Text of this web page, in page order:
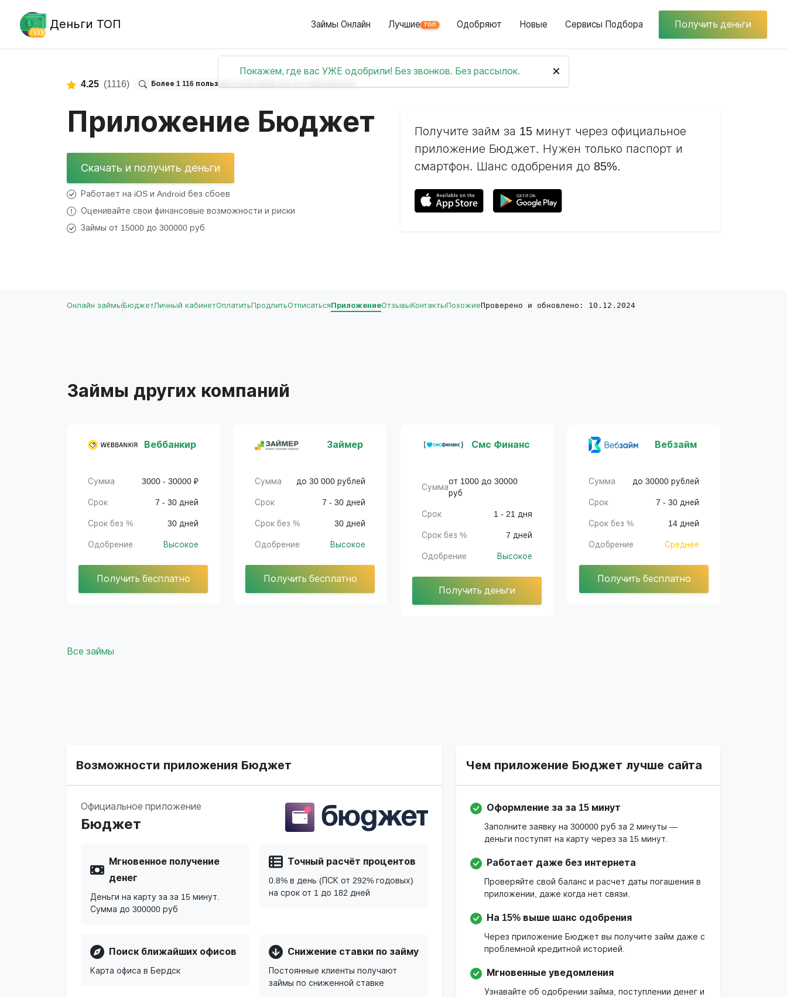
Деньги ТОП Займы Онлайн Лучшие ТОП Одобряют Новые Сервисы Подбора Получить деньги
Покажем, где вас УЖЕ одобрили! Без звонков. Без рассылок. ×
4.25 (1116) Более 1 116 пользователей выбрали это приложение
Приложение Бюджет
Скачать и получить деньги
Работает на iOS и Android без сбоев
Оценивайте свои финансовые возможности и риски
Займы от 15000 до 300000 руб
Получите займ за 15 минут через официальное
приложение Бюджет. Нужен только паспорт и
смартфон. Шанс одобрения до 85%.
Онлайн займыБюджетЛичный кабинетОплатитьПродлитьОтписатьсяПриложениеОтзывыКонтактыПохожиеПроверено и обновлено: 10.12.2024
Займы других компаний
Веббанкир
Сумма 3000 - 30000 ₽
Срок 7 - 30 дней
Срок без % 30 дней
Одобрение Высокое
Получить бесплатно
Займер
Сумма до 30 000 рублей
Срок 7 - 30 дней
Срок без % 30 дней
Одобрение Высокое
Получить бесплатно
Смс Финанс
Сумма
от 1000 до 30000
руб
Срок 1 - 21 дня
Срок без % 7 дней
Одобрение Высокое
Получить деньги
Вебзайм
Сумма до 30000 рублей
Срок 7 - 30 дней
Срок без % 14 дней
Одобрение Среднее
Получить бесплатно
Все займы
Возможности приложения Бюджет
Официальное приложение
Бюджет
Мгновенное получение
денег
Деньги на карту за за 15 минут.
Сумма до 300000 руб
Точный расчёт процентов
0.8% в день (ПСК от 292% годовых)
на срок от 1 до 182 дней
Поиск ближайших офисов
Карта офиса в Бердск
Снижение ставки по займу
Постоянные клиенты получают
займы по сниженной ставке
Чем приложение Бюджет лучше сайта
Оформление за за 15 минут
Заполните заявку на 300000 руб за 2 минуты —
деньги поступят на карту через за 15 минут.
Работает даже без интернета
Проверяйте свой баланс и расчет даты погашения в
приложении, даже когда нет связи.
На 15% выше шанс одобрения
Через приложение Бюджет вы получите займ даже с
проблемной кредитной историей.
Мгновенные уведомления
Узнавайте об одобрении займа, поступлении денег и